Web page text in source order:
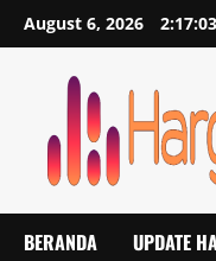
Skip
to
August 6, 2026
BERANDA UPDATE